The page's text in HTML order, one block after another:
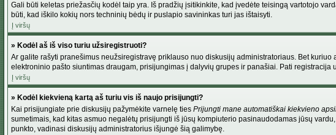
Gali būti keletas priežasčių kodėl taip yra. Iš pradžių įsitikinkite, kad įvedėte teisingą vartotojo
būti, kad iškilo kokių nors techninių bėdų ir puslapio savininkas turi jas ištaisyti.
Į viršų
» Kodėl aš iš viso turiu užsiregistruoti?
Ar galite rašyti pranešimus neužsiregistravę priklauso nuo diskusijų administratoriaus. Bet
elektroninio pašto siuntimas draugam, prisijungimas į dalyvių grupes ir panašiai. Pati registracija
Į viršų
» Kodėl kiekvieną kartą aš turiu vis iš naujo prisijungti?
Kai prisijungiate prie diskusijų pažymėkite varnelę ties Prijungti mane automatiškai kiekvieno
sumetimais, kad kitas asmuo negalėtų prisijungti iš jūsų kompiuterio pasinaudodamas jūsų
punkto, vadinasi diskusijų administratorius išjungė šią galimybę.